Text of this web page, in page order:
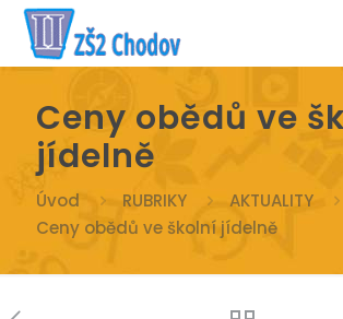
Ceny obědů ve
jídelně
Úvod RUBRIKY
AKTUALITY
Ceny obědů ve školní jídelně